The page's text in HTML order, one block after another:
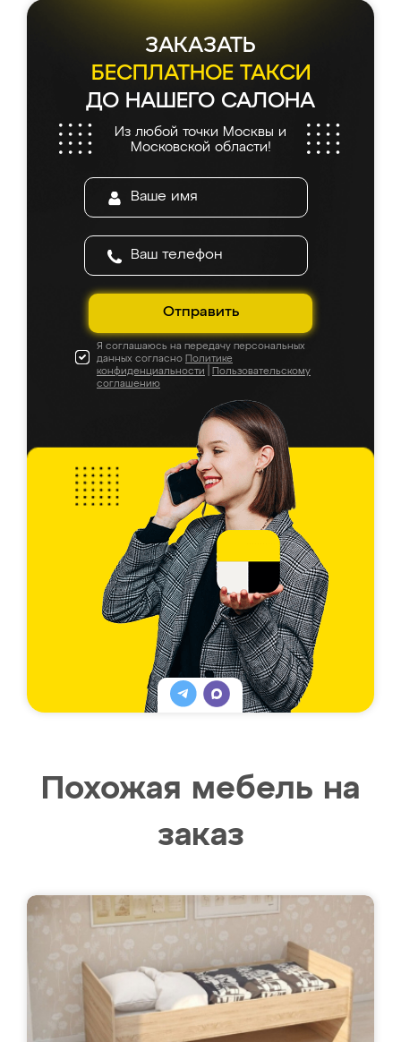
ЗАКАЗАТЬ
БЕСПЛАТНОЕ ТАКСИ
ДО НАШЕГО САЛОНА
Из любой точки Москвы и
Московской области!
Отправить
Я соглашаюсь на передачу персональных
данных согласно Политике
конфиденциальности
Пользовательскому
соглашению
Похожая мебель на
заказ